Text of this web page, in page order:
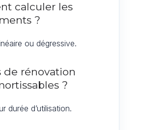
calculer les
?
ou dégressive.
de rénovation
?
durée d’utilisation.